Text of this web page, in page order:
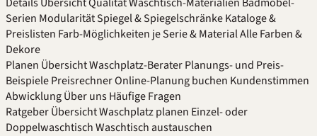
Serien ModularitätSpiegel & SpiegelschränkeKataloge &
Preislisten Farb-Möglichkeiten je Serie & MaterialAlle Farben &
Dekore
Planen ÜbersichtWaschplatz-BeraterPlanungs- und Preis-
BeispielePreisrechnerOnline-Planung buchen Kundenstimmen
AbwicklungÜber unsHäufige Fragen
RatgeberÜbersichtWaschplatz planen Einzel- oder
DoppelwaschtischWaschtisch austauschen